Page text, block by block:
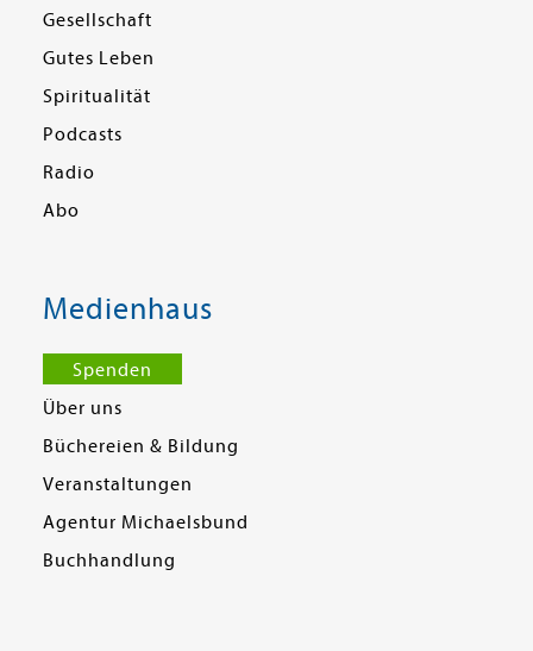
Gesellschaft
Gutes Leben
Spiritualität
Podcasts
Radio
Abo
Medienhaus
Spenden
Über uns
Büchereien & Bildung
Veranstaltungen
Agentur Michaelsbund
Buchhandlung